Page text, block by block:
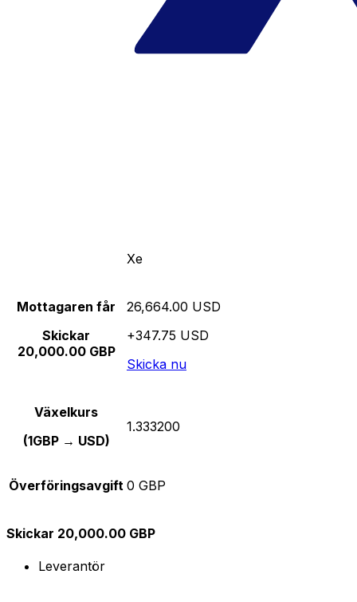
Xe
Mottagaren får
Skickar
20,000.00 GBP
26,664.00 USD
+347.75 USD
Skicka nu
Växelkurs
(1GBP → USD)
1.333200
Överföringsavgift 0 GBP
Skickar 20,000.00 GBP
Leverantör